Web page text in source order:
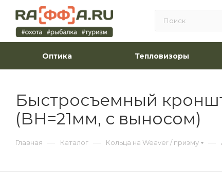
Оптика Тепловизоры
Быстросъемный
(BH=21мм, с выносом)
Главная — Каталог — Кольца на Weaver / призму —